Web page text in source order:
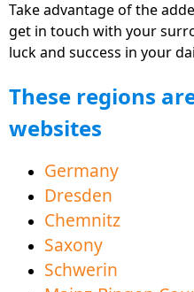
wskazówek i informacji,
pracę.
Animowane filmy
wielu dziedzinach
zrozumieniu i nauce
Teraz dostępny również
dla lepszego sąsiedztwa.
Obszar ofert
przyswajaniu języka
Nowy Region Pomorza
County dostępny do
Take advantage of the
get in touch with your
luck and success in your
These regions
websites
Germany
Dresden
Chemnitz
Saxony
Schwerin